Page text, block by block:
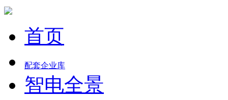
首页
配套企业库
智电全景